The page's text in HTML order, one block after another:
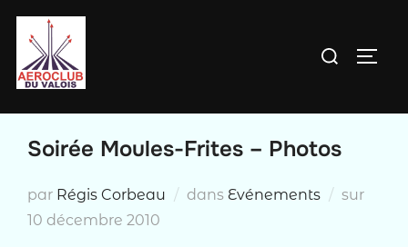
contenu
Rechercher :
Soirée Moules-Frites – Photos
par Régis Corbeau dans Evénements sur
10 décembre 2010